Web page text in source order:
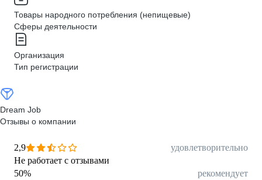
Товары народного потребления (непищевые)
Сферы деятельности
Организация
Тип регистрации
Dream Job
Отзывы о компании
2,9
удовлетворительно
Не работает с отзывами
50% рекомендует